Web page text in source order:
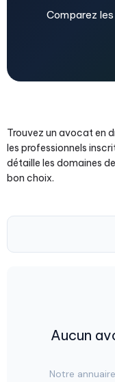
Comparez
Trouvez un avocat en
les professionnels
détaille les domaines
bon choix.
Aucun
Notre